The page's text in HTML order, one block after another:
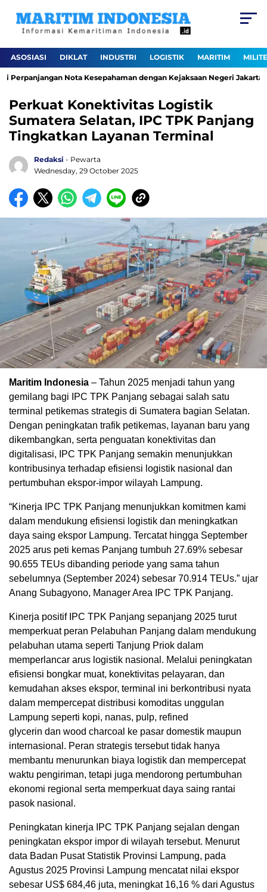
ASOSIASI DIKLAT INDUSTRI LOGISTIK MARITIM
Nota Kesepahaman dengan Kejaksaan Negeri Jakarta
Perkuat Konektivitas Logistik
Sumatera Selatan, IPC TPK Panjang
Tingkatkan Layanan Terminal
Redaksi - Pewarta
Wednesday, 29 October 2025
Maritim Indonesia – Tahun 2025 menjadi tahun yang
gemilang bagi IPC TPK Panjang sebagai salah satu
terminal petikemas strategis di Sumatera bagian Selatan.
Dengan peningkatan trafik petikemas, layanan baru yang
dikembangkan, serta penguatan konektivitas dan
digitalisasi, IPC TPK Panjang semakin menunjukkan
kontribusinya terhadap efisiensi logistik nasional dan
pertumbuhan ekspor-impor wilayah Lampung.
“Kinerja IPC TPK Panjang menunjukkan komitmen kami
dalam mendukung efisiensi logistik dan meningkatkan
daya saing ekspor Lampung. Tercatat hingga September
2025 arus peti kemas Panjang tumbuh 27.69% sebesar
90.655 TEUs dibanding periode yang sama tahun
sebelumnya (September 2024) sebesar 70.914 TEUs.” ujar
Anang Subagyono, Manager Area IPC TPK Panjang.
Kinerja positif IPC TPK Panjang sepanjang 2025 turut
memperkuat peran Pelabuhan Panjang dalam mendukung
pelabuhan utama seperti Tanjung Priok dalam
memperlancar arus logistik nasional. Melalui peningkatan
efisiensi bongkar muat, konektivitas pelayaran, dan
kemudahan akses ekspor, terminal ini berkontribusi nyata
dalam mempercepat distribusi komoditas unggulan
Lampung seperti kopi, nanas, pulp, refined
glycerin dan wood charcoal ke pasar domestik maupun
internasional. Peran strategis tersebut tidak hanya
membantu menurunkan biaya logistik dan mempercepat
waktu pengiriman, tetapi juga mendorong pertumbuhan
ekonomi regional serta memperkuat daya saing rantai
pasok nasional.
Peningkatan kinerja IPC TPK Panjang sejalan dengan
peningkatan ekspor impor di wilayah tersebut. Menurut
data Badan Pusat Statistik Provinsi Lampung, pada
Agustus 2025 Provinsi Lampung mencatat nilai ekspor
sebesar US$ 684,46 juta, meningkat 16,16 % dari Agustus